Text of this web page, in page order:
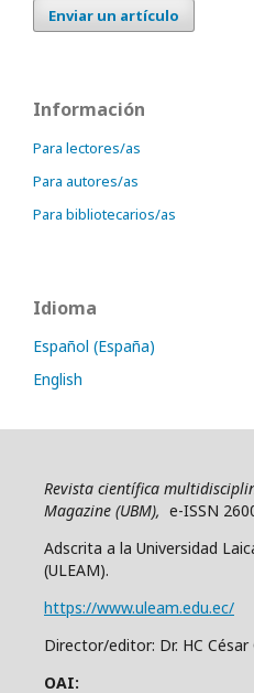
Enviar un artículo
Información
Para lectores/as
Para autores/as
Para bibliotecarios/as
Idioma
Español (España)
English
Revista científica
Magazine (UBM), e-ISSN
Adscrita a la Universidad
(ULEAM).
https://www.uleam.edu.ec/
Director/editor: Dr. HC
OAI: